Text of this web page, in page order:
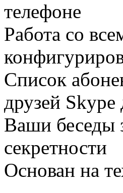
телефоне
Работа со
Список
друзей
Ваши беседы
секретности
Основан на